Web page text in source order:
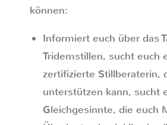
können:
Informiert euch über das
Tridemstillen, sucht euch
zertifizierte Stillberaterin,
unterstützen kann, sucht
Gleichgesinnte, die euch